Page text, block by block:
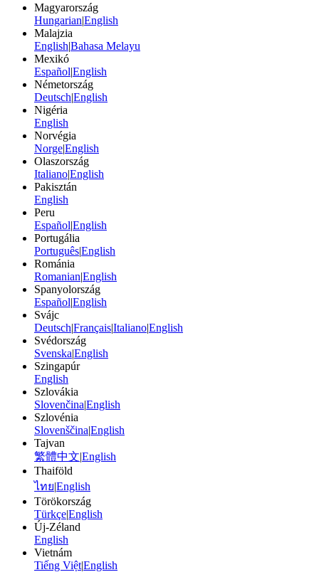
Magyarország
Hungarian|English
Malajzia
English|Bahasa Melayu
Mexikó
Español|English
Németország
Deutsch|English
Nigéria
English
Norvégia
Norge|English
Olaszország
Italiano|English
Pakisztán
English
Peru
Español|English
Portugália
Português|English
Románia
Romanian|English
Spanyolország
Español|English
Svájc
Deutsch|Français|Italiano|English
Svédország
Svenska|English
Szingapúr
English
Szlovákia
Slovenčina|English
Szlovénia
Slovenščina|English
Tajvan
繁體中文|English
Thaiföld
ไทย|English
Törökország
Türkçe|English
Új-Zéland
English
Vietnám
Tiếng Việt|English